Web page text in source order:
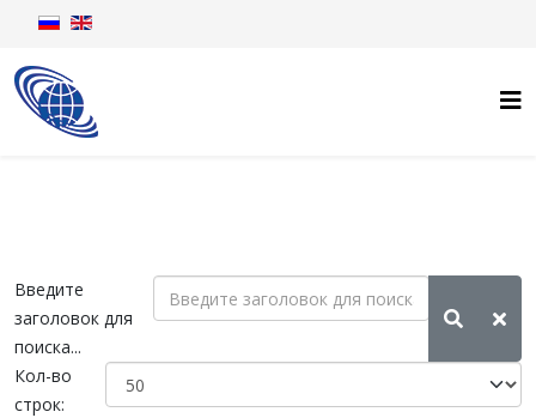
Введите
заголовок для
поиска...
Кол-во
строк: